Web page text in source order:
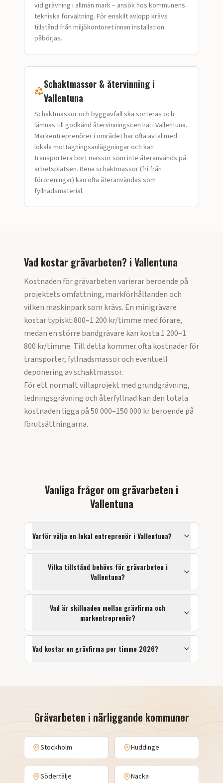
vid grävning i allmän mark – ansök hos kommunens
tekniska förvaltning. För enskilt avlopp krävs
tillstånd från miljökontoret innan installation
påbörjas.
Schaktmassor & återvinning i
Vallentuna
Schaktmassor och bygg­avfall ska sorteras och
lämnas till godkänd återvinningscentral i Vallentuna.
Markentreprenörer i området har ofta avtal med
lokala mottagningsanläggningar och kan
transportera bort massor som inte återanvänds på
arbetsplatsen. Rena schaktmassor (fri från
föroreningar) kan ofta återanvändas som
fyllnadsmaterial.
Vad kostar grävarbeten? i Vallentuna
Kostnaden för grävarbeten varierar beroende på
projektets omfattning, markförhållanden och
vilken maskinpark som krävs. En minigrävare
kostar typiskt 800–1 200 kr/timme med förare,
medan en större bandgrävare kan kosta 1 200–1
800 kr/timme. Till detta kommer ofta kostnader för
transporter, fyllnadsmassor och eventuell
deponering av schaktmassor.
För ett normalt villaprojekt med grundgrävning,
ledningsgrävning och återfyllnad kan den totala
kostnaden ligga på 50 000–150 000 kr beroende på
förutsättningarna.
Vanliga frågor om grävarbeten i
Vallentuna
Varför välja en lokal entreprenör i Vallentuna?
Vilka tillstånd behövs för grävarbeten i
Vallentuna?
Vad är skillnaden mellan grävfirma och
markentreprenör?
Vad kostar en grävfirma per timme 2026?
Grävarbeten i närliggande kommuner
Stockholm Huddinge
Södertälje Nacka